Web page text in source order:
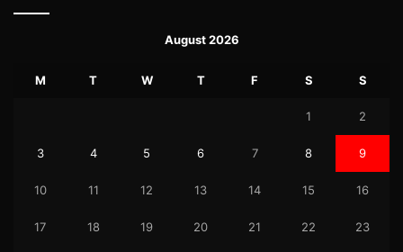
August 2026
M T W T F S S
1 2
3 4 5 6 7 8 9
10 11 12 13 14 15 16
17 18 19 20 21 22 23